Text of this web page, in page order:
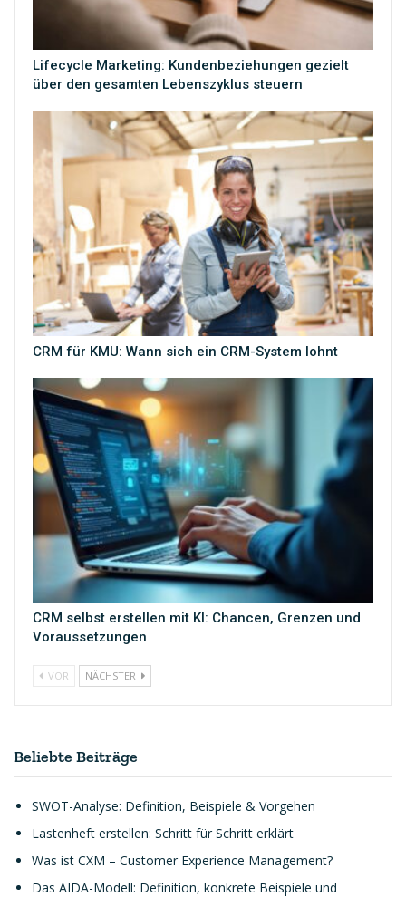
Lifecycle Marketing: Kundenbeziehungen gezielt
über den gesamten Lebenszyklus steuern
CRM für KMU: Wann sich ein CRM-System lohnt
CRM selbst erstellen mit KI: Chancen, Grenzen und
Voraussetzungen
VOR NÄCHSTER
Beliebte Beiträge
SWOT-Analyse: Definition, Beispiele & Vorgehen
Lastenheft erstellen: Schritt für Schritt erklärt
Was ist CXM – Customer Experience Management?
Das AIDA-Modell: Definition, konkrete Beispiele und